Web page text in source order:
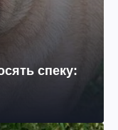
спеку: